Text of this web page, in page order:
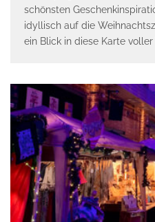
schönsten
idyllisch auf die
ein Blick in diese Karte